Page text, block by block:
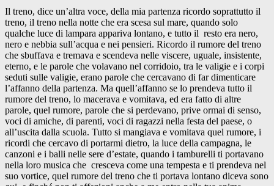
Il treno, dice un’altra voce, della mia partenza ricordo soprattutto il
treno, il treno nella notte che era scesa sul mare, quando solo
qualche luce di lampara appariva lontano, e tutto il resto era nero,
nero e nebbia sull’acqua e nei pensieri. Ricordo il rumore del treno
che sbuffava e tremava e scendeva nelle viscere, uguale, insistente,
eterno, e le parole che volavano nel corridoio, tra le valigie e i corpi
seduti sulle valigie, erano parole che cercavano di far dimenticare
l’affanno della partenza. Ma quell’affanno se lo prendeva tutto il
rumore del treno, lo macerava e vomitava, ed era fatto di altre
parole, quel rumore, parole che si perdevano, prive ormai di senso,
voci di amiche, di parenti, voci di ragazzi nella festa del paese, o
all’uscita dalla scuola. Tutto si mangiava e vomitava quel rumore, i
ricordi che cercavo di portarmi dietro, la luce della campagna, le
canzoni e i balli nelle sere d’estate, quando i tamburelli ti portavano
nella loro musica che cresceva come una tempesta e ti prendeva nel
suo vortice, quel rumore del treno che ti portava lontano diceva sono